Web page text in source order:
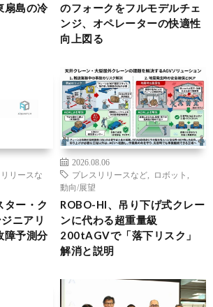
扇島の冷
のフォークをフルモデルチェ
ンジ、オペレーターの快適性
向上図る
リースな
ター・ク
ニアリ
障予測分
2026.08.06
プレスリリースなど
ロボット
動向/展望
ROBO-HI、吊り下げ式クレー
ンに代わる超重量級
200tAGVで「落下リスク」
解消と説明